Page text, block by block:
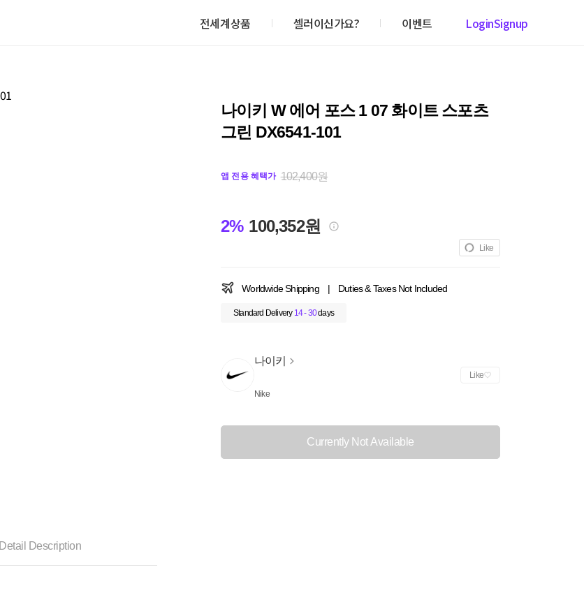
전세계상품 셀러이신가요? 이벤트 LoginSignup
나이키 W 에어 포스 1 07 화이트 스포츠
그린 DX6541-101
앱 전용 혜택가 102,400원
2% 100,352원
Like
Worldwide Shipping | Duties & Taxes Not Included
Standard Delivery 14 - 30days
나이키
Nike
Like
Currently Not Available
Detail Description